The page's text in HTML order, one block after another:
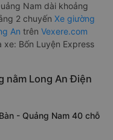
Nam dài khoảng
2 chuyến Xe giường
An trên Vexere.com
Bốn Luyện Express
nằm Long An Điện
- Quảng Nam 40 chỗ